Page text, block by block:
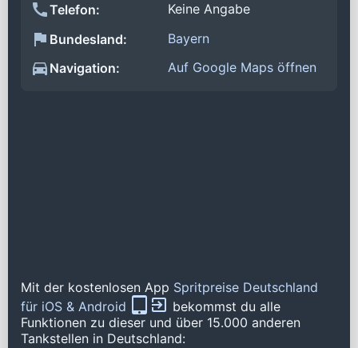
Telefon:
Keine Angabe
Bundesland:
Bayern
Navigation:
Auf Google Maps öffnen
Mit der kostenlosen App Spritpreise Deutschland
für iOS & Android
bekommst du alle
Funktionen zu dieser und über 15.000 anderen
Tankstellen in Deutschland: